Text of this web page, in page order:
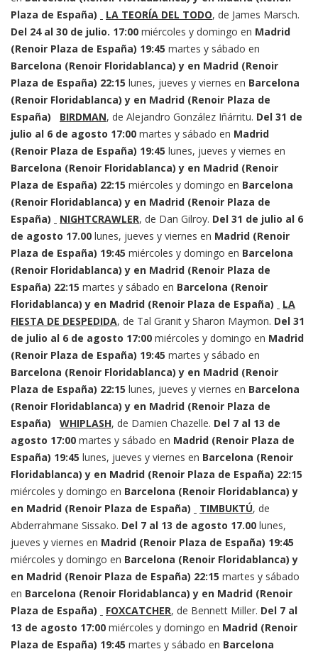
Plaza de España)
LA TEORÍA DEL TODO, de James Marsch.
Del 24 al 30 de julio. 17:00 miércoles y domingo en Madrid
(Renoir Plaza de España) 19:45 martes y sábado en
Barcelona (Renoir Floridablanca) y en Madrid (Renoir
Plaza de España) 22:15 lunes, jueves y viernes en Barcelona
(Renoir Floridablanca) y en Madrid (Renoir Plaza de
España)
BIRDMAN, de Alejandro González Iñárritu. Del 31 de
julio al 6 de agosto 17:00 martes y sábado en Madrid
(Renoir Plaza de España) 19:45 lunes, jueves y viernes en
Barcelona (Renoir Floridablanca) y en Madrid (Renoir
Plaza de España) 22:15 miércoles y domingo en Barcelona
(Renoir Floridablanca) y en Madrid (Renoir Plaza de
España)
NIGHTCRAWLER, de Dan Gilroy. Del 31 de julio al 6
de agosto 17.00 lunes, jueves y viernes en Madrid (Renoir
Plaza de España) 19:45 miércoles y domingo en Barcelona
(Renoir Floridablanca) y en Madrid (Renoir Plaza de
España) 22:15 martes y sábado en Barcelona (Renoir
Floridablanca) y en Madrid (Renoir Plaza de España)
LA
FIESTA DE DESPEDIDA, de Tal Granit y Sharon Maymon. Del 31
de julio al 6 de agosto 17:00 miércoles y domingo en Madrid
(Renoir Plaza de España) 19:45 martes y sábado en
Barcelona (Renoir Floridablanca) y en Madrid (Renoir
Plaza de España) 22:15 lunes, jueves y viernes en Barcelona
(Renoir Floridablanca) y en Madrid (Renoir Plaza de
España)
WHIPLASH, de Damien Chazelle. Del 7 al 13 de
agosto 17:00 martes y sábado en Madrid (Renoir Plaza de
España) 19:45 lunes, jueves y viernes en Barcelona (Renoir
Floridablanca) y en Madrid (Renoir Plaza de España) 22:15
miércoles y domingo en Barcelona (Renoir Floridablanca) y
en Madrid (Renoir Plaza de España)
TIMBUKTÚ, de
Abderrahmane Sissako. Del 7 al 13 de agosto 17.00 lunes,
jueves y viernes en Madrid (Renoir Plaza de España) 19:45
miércoles y domingo en Barcelona (Renoir Floridablanca) y
en Madrid (Renoir Plaza de España) 22:15 martes y sábado
en Barcelona (Renoir Floridablanca) y en Madrid (Renoir
Plaza de España)
FOXCATCHER, de Bennett Miller. Del 7 al
13 de agosto 17:00 miércoles y domingo en Madrid (Renoir
Plaza de España) 19:45 martes y sábado en Barcelona